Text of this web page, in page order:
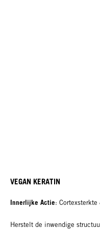
VEGAN KERATIN
Innerlijke Actie:
Herstelt de inwendige